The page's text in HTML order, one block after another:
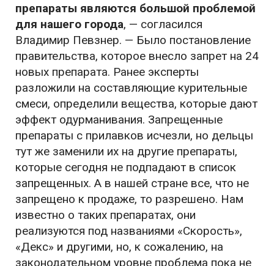
препараты являются большой проблемой
для нашего города, — согласился
Владимир Певзнер. — Было постановление
правительства, которое внесло запрет на 24
новых препарата. Ранее эксперты
разложили на составляющие курительные
смеси, определили вещества, которые дают
эффект одурманивания. Запрещенные
препараты с прилавков исчезли, но дельцы
тут же заменили их на другие препараты,
которые сегодня не подпадают в список
запрещенных. А в нашей стране все, что не
запрещено к продаже, то разрешено. Нам
известно о таких препаратах, они
реализуются под названиями «Скорость»,
«Декс» и другими, но, к сожалению, на
законодательном уровне проблема пока не